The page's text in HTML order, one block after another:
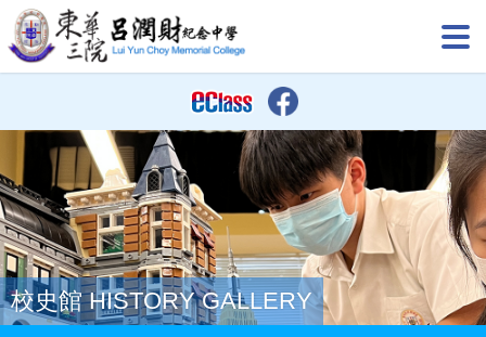
校史館 HISTORY GALLERY